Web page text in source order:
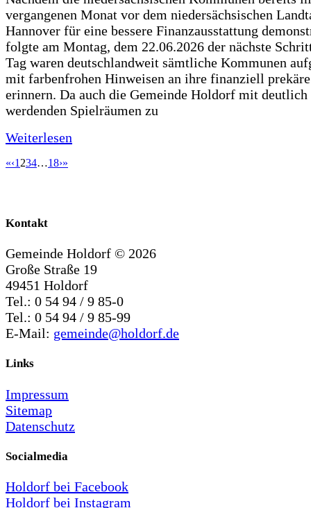
vergangenen Monat vor dem niedersächsischen
Hannover für eine bessere Finanzausstattung
folgte am Montag, dem 22.06.2026 der nächste
Tag waren deutschlandweit sämtliche Kommunen
mit farbenfrohen Hinweisen an ihre finanziell
erinnern. Da auch die Gemeinde Holdorf mit deutlich
werdenden Spielräumen zu
Weiterlesen
«‹1 234…18›»
Kontakt
Gemeinde Holdorf © 2026
Große Straße 19
49451 Holdorf
Tel.: 0 54 94 / 9 85-0
Tel.: 0 54 94 / 9 85-99
E-Mail: gemeinde@holdorf.de
Links
Impressum
Sitemap
Datenschutz
Socialmedia
Holdorf bei Facebook
Holdorf bei Instagram